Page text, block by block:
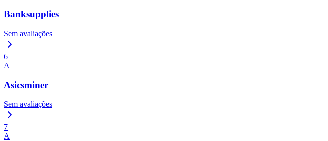
Banksupplies
Sem avaliações
6
A
Asicsminer
Sem avaliações
7
A